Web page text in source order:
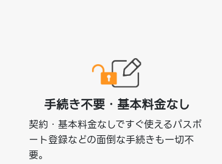
手続き不要・基本料金なし
契約・基本料金なしですぐ使えるパスポ
ート登録などの面倒な手続きも一切不
要。